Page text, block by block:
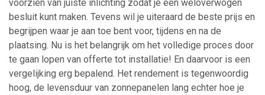
voorzien van juiste inlichting zodat je een weloverwogen
besluit kunt maken. Tevens wil je uiteraard de beste prijs en
begrijpen waar je aan toe bent voor, tijdens en na de
plaatsing. Nu is het belangrijk om het volledige proces door
te gaan lopen van offerte tot installatie! En daarvoor is een
vergelijking erg bepalend. Het rendement is tegenwoordig
hoog, de levensduur van zonnepanelen lang echter hoe je